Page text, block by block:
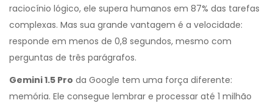
raciocínio lógico, ele supera humanos em 87% das tarefas
complexas. Mas sua grande vantagem é a velocidade:
responde em menos de 0,8 segundos, mesmo com
perguntas de três parágrafos.
Gemini 1.5 Pro da Google tem uma força diferente:
memória. Ele consegue lembrar e processar até 1 milhão